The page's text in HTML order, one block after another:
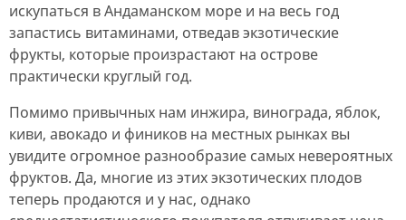
искупаться в Андаманском море и на весь год
запастись витаминами, отведав экзотические
фрукты, которые произрастают на острове
практически круглый год.
Помимо привычных нам инжира, винограда, яблок,
киви, авокадо и фиников на местных рынках вы
увидите огромное разнообразие самых невероятных
фруктов. Да, многие из этих экзотических плодов
теперь продаются и у нас, однако